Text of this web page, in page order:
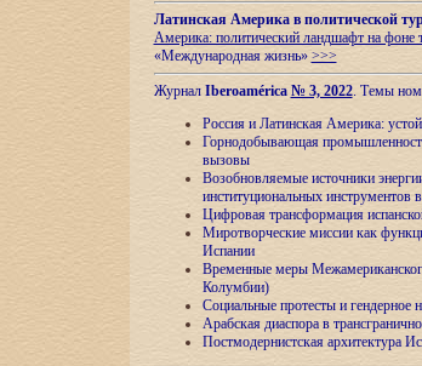
Латинская Америка в политической
Америка: политический ландшафт на фоне
«Международная жизнь» >>>
Журнал Iberoamérica № 3, 2022. Темы
Россия и Латинская Америка:
Горнодобывающая
вызовы
Возобновляемые источники
институциональных инструментов
Цифровая трансформация
Миротворческие миссии как
Испании
Временные меры
Колумбии)
Социальные протесты и
Арабская диаспора в
Постмодернистская архитектура